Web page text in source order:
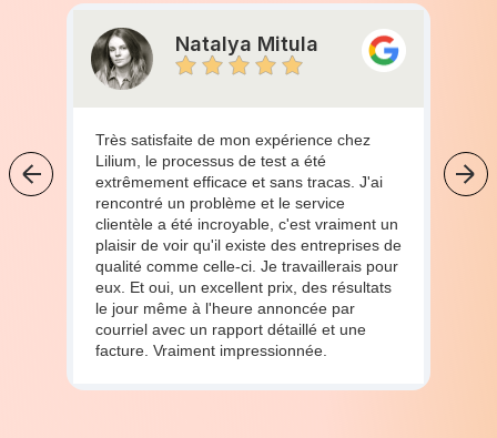
Natalya Mitula
Très satisfaite de mon expérience chez
Lilium, le processus de test a été
extrêmement efficace et sans tracas. J'ai
rencontré un problème et le service
clientèle a été incroyable, c'est vraiment un
plaisir de voir qu'il existe des entreprises de
qualité comme celle-ci. Je travaillerais pour
eux. Et oui, un excellent prix, des résultats
le jour même à l'heure annoncée par
courriel avec un rapport détaillé et une
facture. Vraiment impressionnée.